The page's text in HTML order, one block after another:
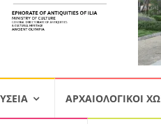
ΑΡΧΑΙΟΛΟΓΙΚΟΊ